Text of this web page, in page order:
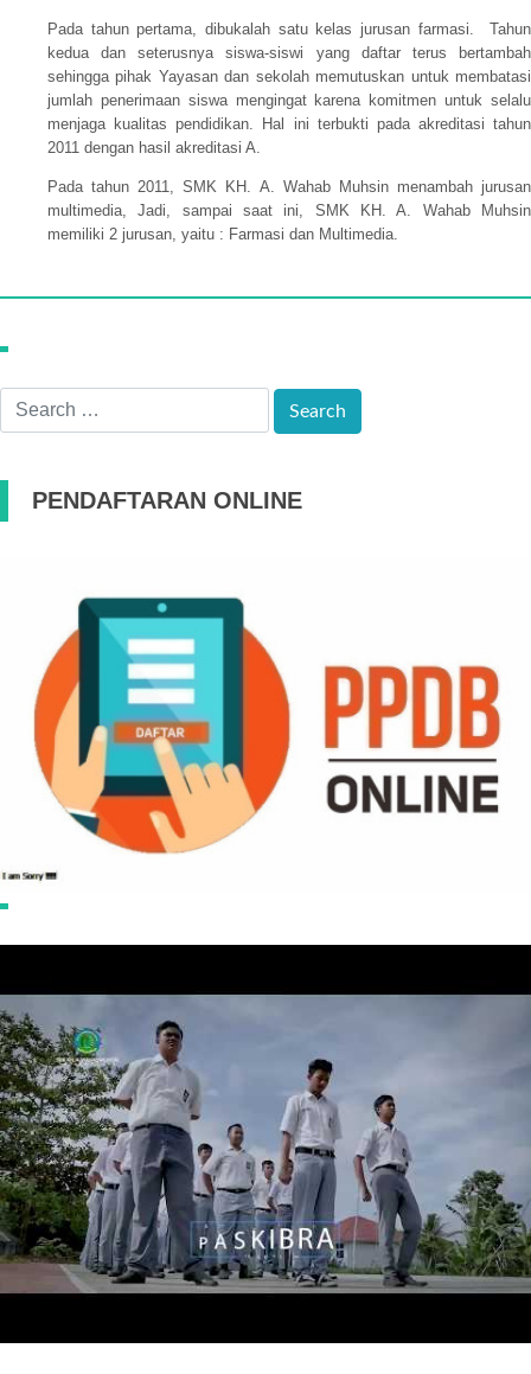
PENDAFTARAN ONLINE
Pada tahun pertama, dibukalah satu kelas jurusan farmasi. Tahun
kedua dan seterusnya siswa-siswi yang daftar terus bertambah
sehingga pihak Yayasan dan sekolah memutuskan untuk membatasi
jumlah penerimaan siswa mengingat karena komitmen untuk selalu
menjaga kualitas pendidikan. Hal ini terbukti pada akreditasi tahun
2011 dengan hasil akreditasi A.
Pada tahun 2011, SMK KH. A. Wahab Muhsin menambah jurusan
multimedia, Jadi, sampai saat ini, SMK KH. A. Wahab Muhsin
memiliki 2 jurusan, yaitu : Farmasi dan Multimedia.